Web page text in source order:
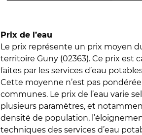
Prix de l’eau
Le prix représente un prix moyen
territoire Guny (02363). Ce prix est
faites par les services d’eau
Cette moyenne n’est pas
communes. Le prix de l’eau varie
plusieurs paramètres, et
densité de population,
techniques des services d’eau